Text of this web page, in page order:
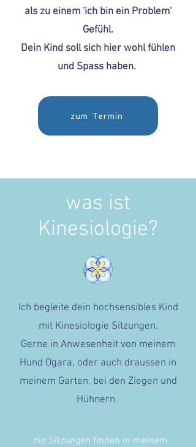
als zu einem 'ich bin ein Problem'
Gefühl.
Dein Kind soll sich hier wohl fühlen
und Spass haben.
zum Termin
was ist
Kinesiologie?
Ich begleite dein hochsensibles Kind
mit Kinesiologie Sitzungen.
Gerne in Anwesenheit von meinem
Hund Ogara, oder auch draussen in
meinem Garten, bei den Ziegen und
Hühnern.
die Sitzungen finden in meinem